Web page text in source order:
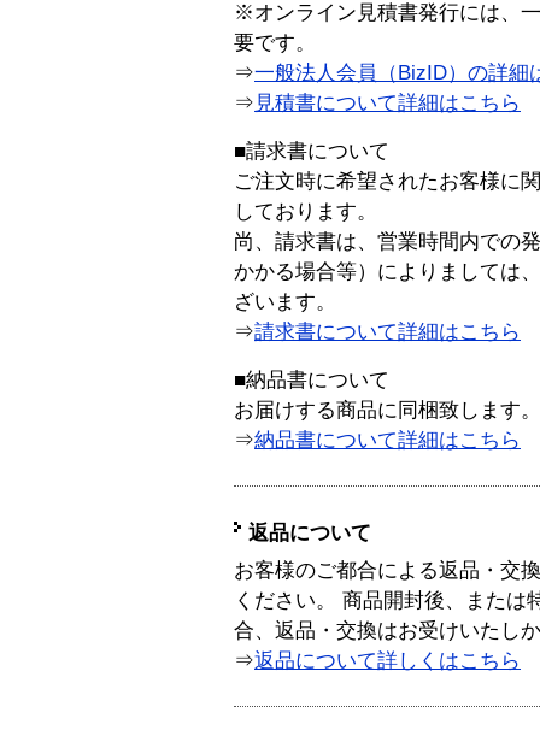
※オンライン見積書発行には、
要です。
⇒一般法人会員（BizID）の詳細
⇒ 見積書について詳細はこちら
■請求書について
ご注文時に希望されたお客様に
しております。
尚、請求書は、営業時間内での
かかる場合等）によりましては
ざいます。
⇒請求書について詳細はこちら
■納品書について
お届けする商品に同梱致します。
⇒納品書について詳細はこちら
返品について
お客様のご都合による返品・交
ください。 商品開封後、または
合、返品・交換はお受けいたし
⇒返品について詳しくはこちら